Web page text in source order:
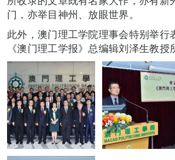
门，亦举目神州、放眼世界。
此外，澳门理工学院理事会特别举行
《澳门理工学报》总编辑刘泽生教授